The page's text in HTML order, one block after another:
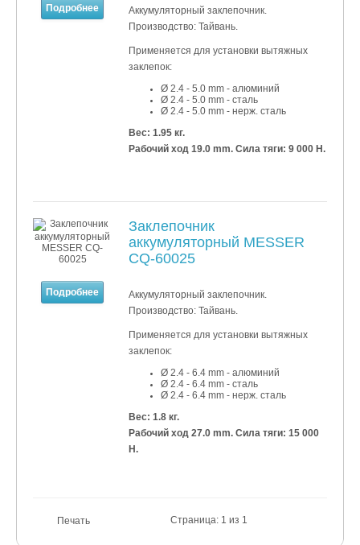
Подробнее
Аккумуляторный заклепочник.
Производство: Тайвань.
Применяется для установки вытяжных
заклепок:
Ø 2.4 - 5.0 mm - алюминий
Ø 2.4 - 5.0 mm - сталь
Ø 2.4 - 5.0 mm - нерж. сталь
Вес: 1.95 кг.
Рабочий ход 19.0 mm. Сила тяги: 9 000 Н.
Подробнее
Заклепочник
аккумуляторный MESSER
CQ-60025
Аккумуляторный заклепочник.
Производство: Тайвань.
Применяется для установки вытяжных
заклепок:
Ø 2.4 - 6.4 mm - алюминий
Ø 2.4 - 6.4 mm - сталь
Ø 2.4 - 6.4 mm - нерж. сталь
Вес: 1.8 кг.
Рабочий ход 27.0 mm. Сила тяги: 15 000
Н.
Печать Страница: 1 из 1